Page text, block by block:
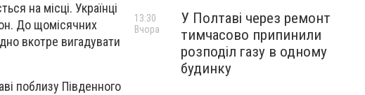
на місці. Українці
До щомісячних
вкотре вигадувати
поблизу Південного
У Полтаві через ремонт
тимчасово припинили
розподіл газу в одному
будинку
13:30
Вчора